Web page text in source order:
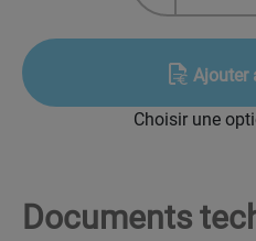
NovaSpray™
1-
butène/propylène
(76,3/23,7)
Ajouter
Choisir une
Documents